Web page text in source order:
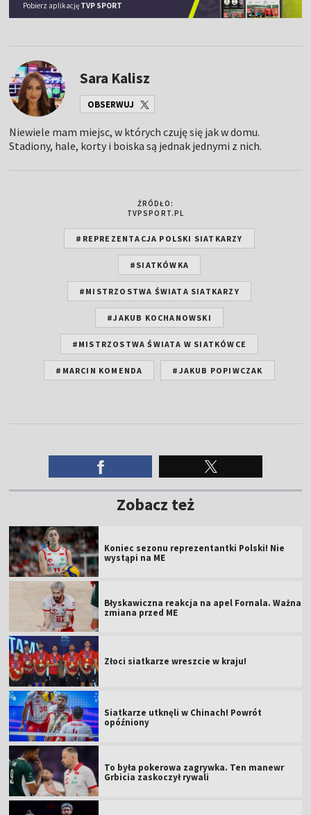
Pobierz aplikację TVP SPORT
Sara Kalisz
OBSERWUJ
Niewiele mam miejsc, w których czuję się jak w domu.
Stadiony, hale, korty i boiska są jednak jednymi z nich.
ŹRÓDŁO:
TVPSPORT.PL
#REPREZENTACJA POLSKI SIATKARZY
#SIATKÓWKA
#MISTRZOSTWA ŚWIATA SIATKARZY
#JAKUB KOCHANOWSKI
#MISTRZOSTWA ŚWIATA W SIATKÓWCE
#MARCIN KOMENDA #JAKUB POPIWCZAK
Zobacz też
Koniec sezonu reprezentantki Polski! Nie
wystąpi na ME
Błyskawiczna reakcja na apel Fornala. Ważna
zmiana przed ME
Złoci siatkarze wreszcie w kraju!
Siatkarze utknęli w Chinach! Powrót
opóźniony
To była pokerowa zagrywka. Ten manewr
Grbicia zaskoczył rywali